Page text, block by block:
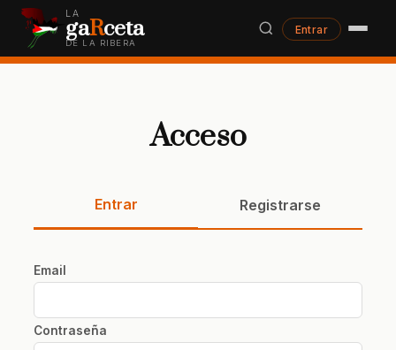
LA
gaRceta
DE LA RIBERA
Entrar
Acceso
Entrar Registrarse
Email
Contraseña